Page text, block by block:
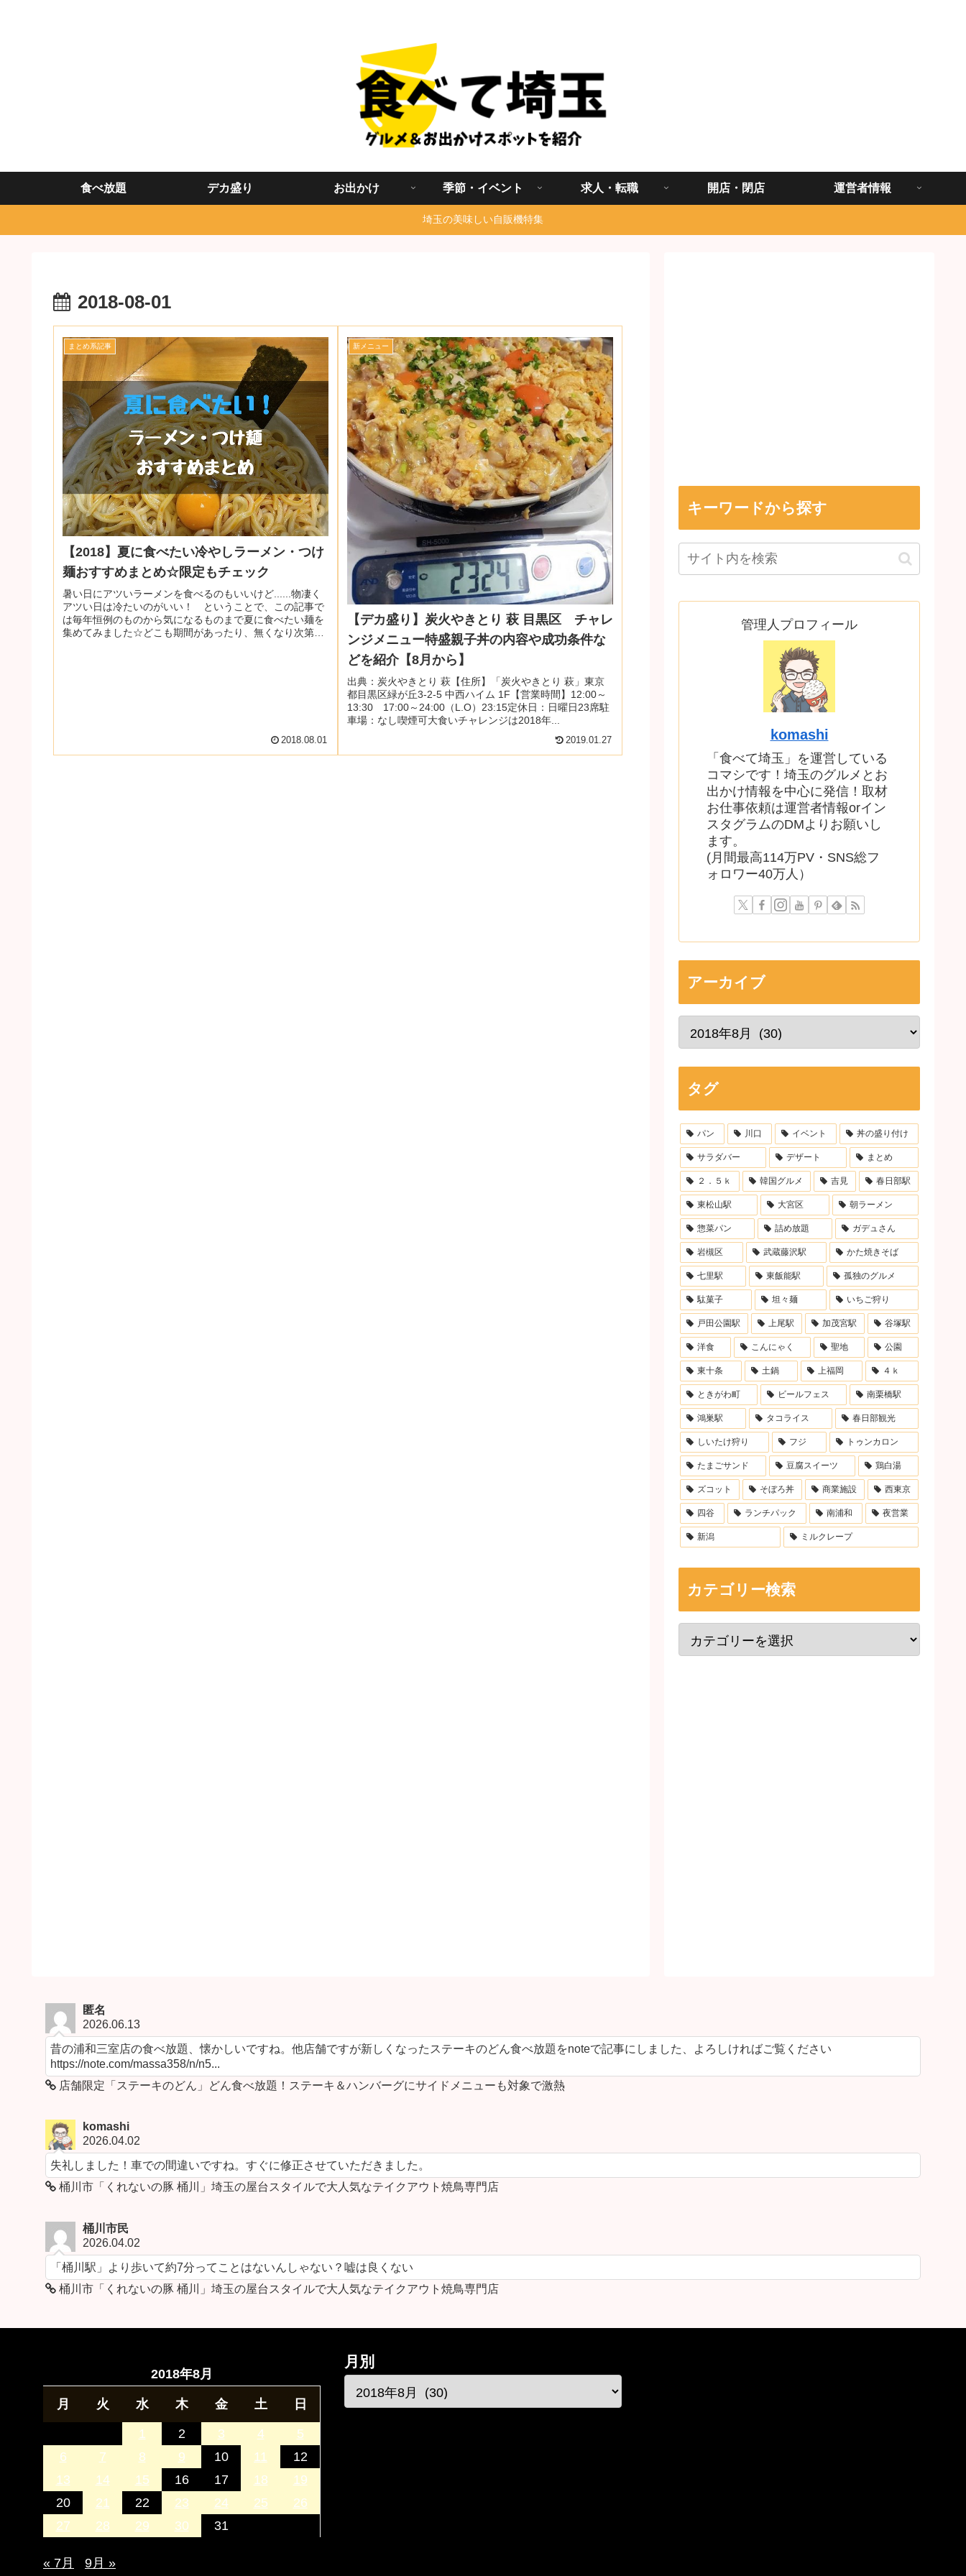
食べ放題 デカ盛り お出かけ 季節・イベント 求人・転職 開店・閉店 運営者情報
埼玉の美味しい自販機特集
2018-08-01
まとめ系記事
【2018】夏に食べたい冷やしラーメン・つけ
麺おすすめまとめ☆限定もチェック
暑い日にアツいラーメンを食べるのもいいけど......物凄く
アツい日は冷たいのがいい！ ということで、この記事で
は毎年恒例のものから気になるものまで夏に食べたい麺を
集めてみました☆どこも期間があったり、無くなり次第終
2018.08.01
新メニュー
【デカ盛り】炭火やきとり 萩 目黒区 チャレ
ンジメニュー特盛親子丼の内容や成功条件な
どを紹介【8月から】
出典：炭火やきとり 萩【住所】「炭火やきとり 萩」東京
都目黒区緑が丘3-2-5 中西ハイム 1F【営業時間】12:00～
13:30 17:00～24:00（L.O）23:15定休日：日曜日23席駐
車場：なし喫煙可大食いチャレンジは2018年...
2019.01.27
キーワードから探す
管理人プロフィール
komashi
「食べて埼玉」を運営している
コマシです！埼玉のグルメとお
出かけ情報を中心に発信！取材
お仕事依頼は運営者情報orイン
スタグラムのDMよりお願いし
ます。
(月間最高114万PV・SNS総フ
ォロワー40万人）
アーカイブ
タグ
パン 川口 イベント 丼の盛り付け
サラダバー デザート まとめ
２．５ｋ 韓国グルメ 吉見 春日部駅
東松山駅 大宮区 朝ラーメン
惣菜パン 詰め放題 ガデュさん
岩槻区 武蔵藤沢駅 かた焼きそば
七里駅 東飯能駅 孤独のグルメ
駄菓子 坦々麺 いちご狩り
戸田公園駅 上尾駅 加茂宮駅 谷塚駅
洋食 こんにゃく 聖地 公園
東十条 土鍋 上福岡 ４ｋ
ときがわ町 ビールフェス 南栗橋駅
鴻巣駅 タコライス 春日部観光
しいたけ狩り フジ トゥンカロン
たまごサンド 豆腐スイーツ 鶏白湯
ズコット そぼろ丼 商業施設 西東京
四谷 ランチパック 南浦和 夜営業
新潟 ミルクレープ
カテゴリー検索
匿名
2026.06.13
昔の浦和三室店の食べ放題、懐かしいですね。他店舗ですが新しくなったステーキのどん食べ放題をnoteで記事にしました、よろしければご覧ください
https://note.com/massa358/n/n5...
店舗限定「ステーキのどん」どん食べ放題！ステーキ＆ハンバーグにサイドメニューも対象で激熱
komashi
2026.04.02
失礼しました！車での間違いですね。すぐに修正させていただきました。
桶川市「くれないの豚 桶川」埼玉の屋台スタイルで大人気なテイクアウト焼鳥専門店
桶川市民
2026.04.02
「桶川駅」より歩いて約7分ってことはないんしゃない？嘘は良くない
桶川市「くれないの豚 桶川」埼玉の屋台スタイルで大人気なテイクアウト焼鳥専門店
2018年8月
月 火 水 木 金 土 日
1 2 3 4
5
6
7 8 9 10 11
12
13
14 15 16 17 18
19
20
21 22 23 24 25
26
27
28 29 30 31
« 7月 9月 »
月別